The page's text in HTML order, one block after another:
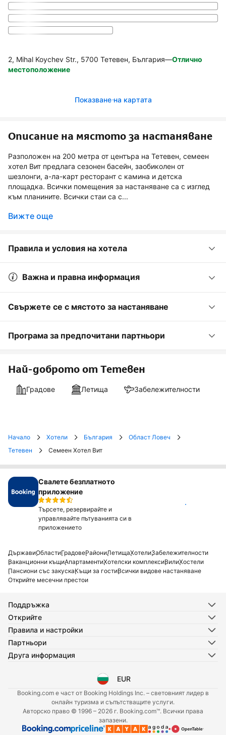
2, Mihal Koychev Str., 5700 Тетевен, България—Отлично
местоположение
Показване на картата
Описание на мястото за настаняване
Разположен на 200 метра от центъра на Тетевен, семеен
хотел Вит предлага сезонен басейн, заобиколен от
шезлонги, а-ла-карт ресторант с камина и детска
площадка. Всички помещения за настаняване са с изглед
към планините. Всички стаи са с...
Вижте още
Правила и условия на хотела
Важна и правна информация
Свържете се с мястото за настаняване
Програма за предпочитани партньори
Най-доброто от Тетевен
Градове Летища Забележителности
Начало Хотели България
Област Ловеч
Тетевен
Семеен Хотел Вит
Свалете безплатното
приложение
Търсете, резервирайте и
управлявайте пътуванията си в
приложението
Инсталирай
ДържавиОбластиГрадовеРайониЛетищаХотелиЗабележителности
Ваканционни къщиАпартаментиХотелски комплексиВилиХостели
Пансиони със закускаКъщи за гостиВсички видове настаняване
Открийте месечни престои
Поддръжка
Открийте
Правила и настройки
Партньори
Друга информация
Избор на език
EUR
Избор на валута
Booking.com е част от Booking Holdings Inc. – световният лидер в
онлайн туризма и съпътстващите услуги.
Авторско право © 1996 – 2026 г. Booking.com™. Всички права
запазени.